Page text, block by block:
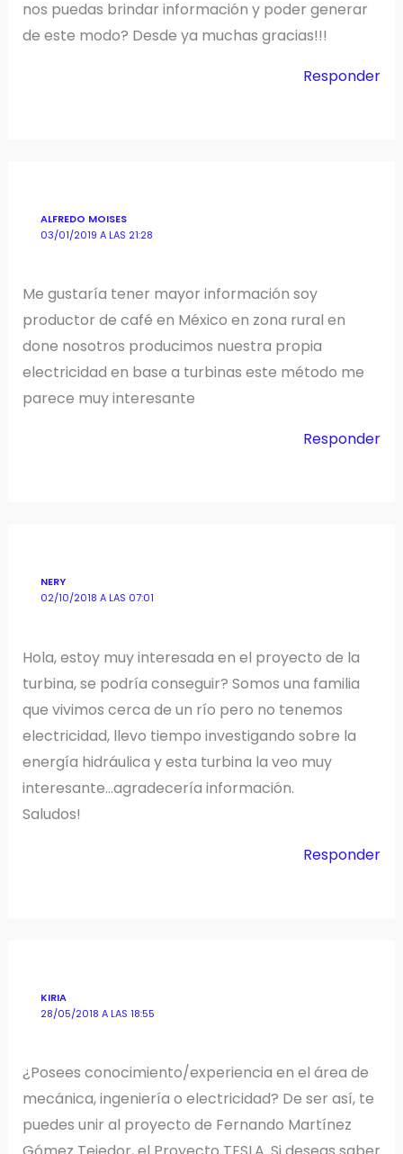
nos puedas brindar información y poder generar
de este modo? Desde ya muchas gracias!!!
Responder
ALFREDO MOISES
03/01/2019 A LAS 21:28
Me gustaría tener mayor información soy
productor de café en México en zona rural en
done nosotros producimos nuestra propia
electricidad en base a turbinas este método me
parece muy interesante
Responder
NERY
02/10/2018 A LAS 07:01
Hola, estoy muy interesada en el proyecto de la
turbina, se podría conseguir? Somos una familia
que vivimos cerca de un río pero no tenemos
electricidad, llevo tiempo investigando sobre la
energía hidráulica y esta turbina la veo muy
interesante…agradecería información.
Saludos!
Responder
KIRIA
28/05/2018 A LAS 18:55
¿Posees conocimiento/experiencia en el área de
mecánica, ingeniería o electricidad? De ser así, te
puedes unir al proyecto de Fernando Martínez